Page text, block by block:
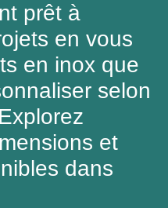
prêt à
en vous
en inox que
selon
et
dans